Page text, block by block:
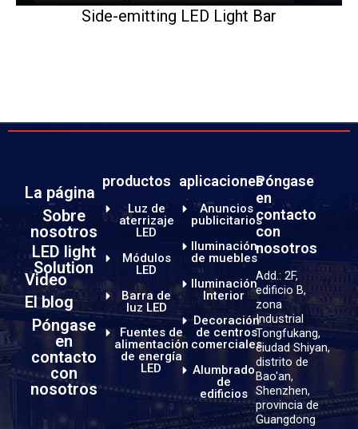
Side-emitting LED Light Bar
La página
Sobre
nosotros
LED light
Solution
Video
El blog
Póngase
en
contacto
con
nosotros
productos
Luz de
aterrizaje
LED
Módulos
LED
Barra de
luz LED
Fuentes de
alimentación
de energía
LED
aplicaciones
Anuncios
publicitarios
Iluminación
de muebles
Iluminación
Interior
Decoración
de centros
comerciales
Alumbrado
de
edificios
Póngase
en
contacto
con
nosotros
Add.: 2F,
edificio B,
zona
Industrial
Tongfukang,
ciudad Shiyan,
distrito de
Bao'an,
Shenzhen,
provincia de
Guangdong